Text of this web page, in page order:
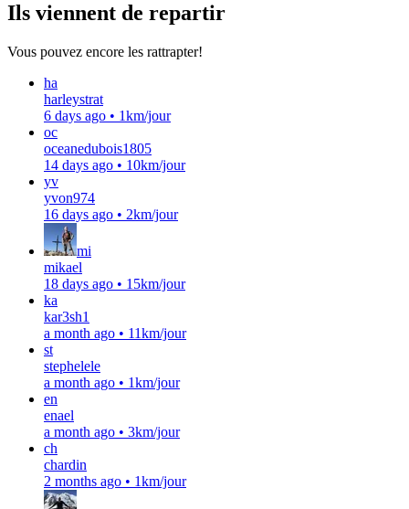
Ils viennent de repartir
Vous pouvez encore les rattrapter!
ha
harleystrat
6 days ago • 1km/jour
oc
oceanedubois1805
14 days ago • 10km/jour
yv
yvon974
16 days ago • 2km/jour
mi
mikael
18 days ago • 15km/jour
ka
kar3sh1
a month ago • 11km/jour
st
stephelele
a month ago • 1km/jour
en
enael
a month ago • 3km/jour
ch
chardin
2 months ago • 1km/jour